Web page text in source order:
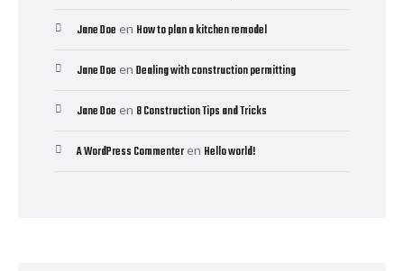
Jane Doe en How to plan a kitchen remodel
Jane Doe en Dealing with construction permitting
Jane Doe en 8 Construction Tips and Tricks
A WordPress Commenteren Hello world!